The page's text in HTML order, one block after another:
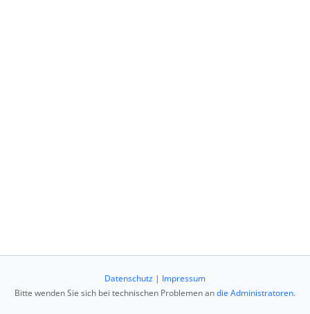
Datenschutz | Impressum
Bitte wenden Sie sich bei technischen Problemen andie Administratoren.